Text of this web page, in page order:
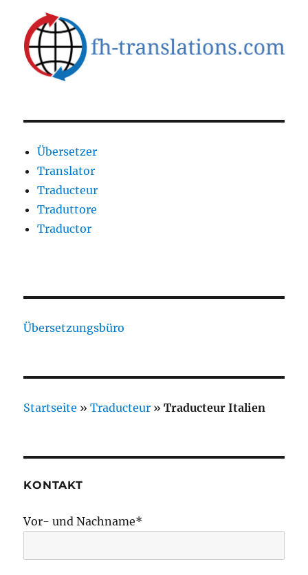
Übersetzer
Translator
Traducteur
Traduttore
Traductor
Übersetzungsbüro
Startseite »Traducteur »Traducteur Italien
KONTAKT
Vor- und Nachname*